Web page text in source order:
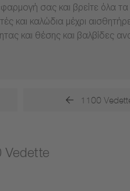
σας και βρείτε όλα
και καλώδια μέχρι
και θέσης και βαλβίδες
1100
Vedette